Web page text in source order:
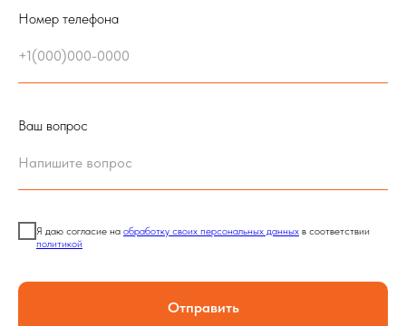
Номер телефона
Ваш вопрос
Я даю согласие на обработку своих персональных данных в соответствии
политикой
Отправить